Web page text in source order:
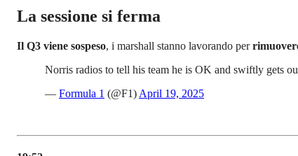
La sessione si ferma
Il Q3 viene sospeso, i marshall stanno lavorando per
Norris radios to tell his team he is OK and swiftly gets
— Formula 1 (@F1) April 19, 2025